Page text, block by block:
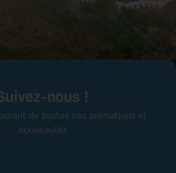
nous !
de toutes nos animations et
nouveautés